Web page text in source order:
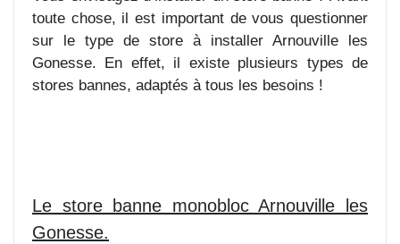
toute chose, il est important de vous questionner
sur le type de store à installer Arnouville les
Gonesse. En effet, il existe plusieurs types de
stores bannes, adaptés à tous les besoins !
Le store banne monobloc Arnouville les
Gonesse.